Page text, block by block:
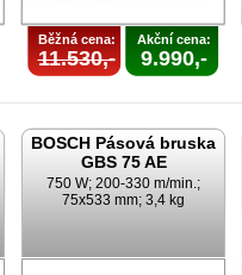
Běžná cena:
11.530,-
Akční cena:
9.990,-
BOSCH Pásová bruska
GBS 75 AE
750 W; 200-330 m/min.;
75x533 mm; 3,4 kg